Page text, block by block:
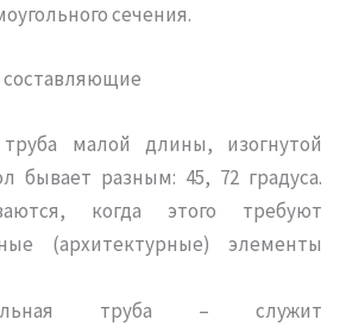
сечения.
малой длины, изогнутой
бывает разным: 45, 72 градуса.
когда этого требуют
(архитектурные) элементы
труба – служит